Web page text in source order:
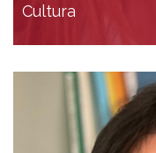
Cultura